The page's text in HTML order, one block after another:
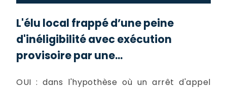
L'élu local frappé d’une peine
d'inéligibilité avec exécution
provisoire par une...
OUI : dans l'hypothèse où un arrêt d'appel